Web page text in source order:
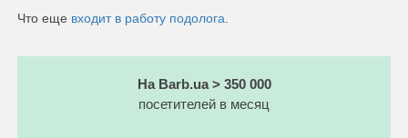
Что еще входит в работу подолога
На Barb.ua > 350 000
посетителей в месяц